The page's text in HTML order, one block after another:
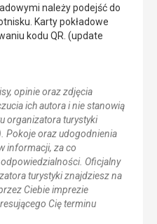
należy podejść do
Karty pokładowe
kodu QR. (update
opinie oraz zdjęcia
ich autora i nie stanowią
organizatora turystyki
Pokoje oraz udogodnienia
informacji, za co
Oficjalny
turystyki znajdziesz na
Ciebie imprezie
Cię terminu